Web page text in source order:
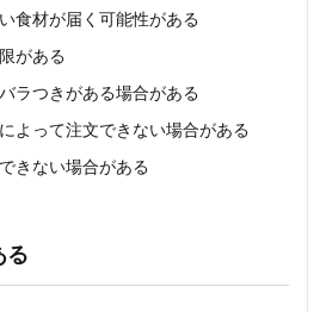
食材が届く可能性がある
がある
ラつきがある場合がある
よって注文できない場合がある
きない場合がある
る